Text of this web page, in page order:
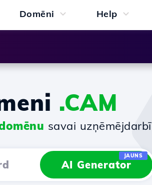
Domēni Help
.CAM
savai
AI Generator
JAUNS